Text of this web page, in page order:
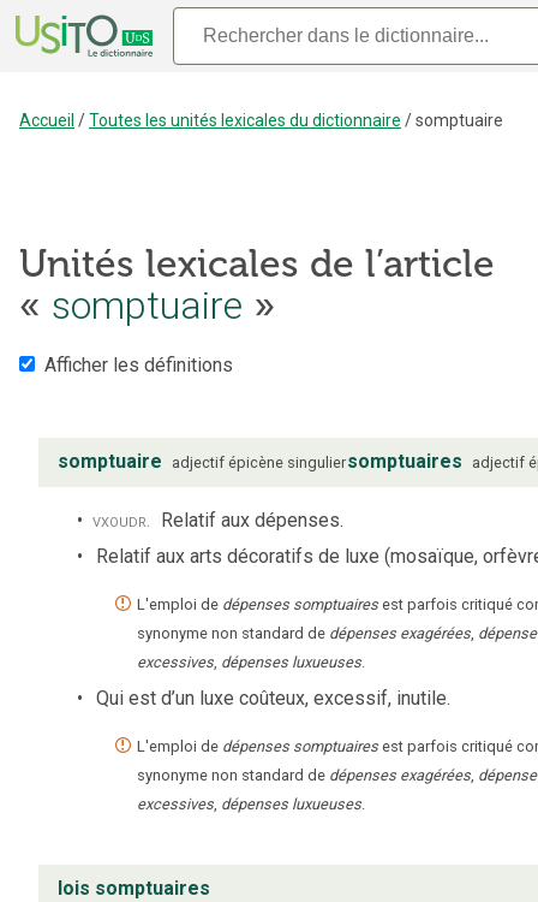
Accueil /Toutes les unités lexicales du dictionnaire /somptuaire
Unités lexicales de l’article
« somptuaire »
Afficher les définitions
somptuaire adjectif épicène singuliersomptuaires adjectif
vxoudr. Relatif aux dépenses.
Relatif aux arts décoratifs de luxe (mosaïque,
L'emploi de dépenses somptuaires est parfois critiqué
synonyme non standard de dépenses exagérées,
excessives, dépenses luxueuses.
Qui est d’un luxe coûteux, excessif, inutile.
L'emploi de dépenses somptuaires est parfois critiqué
synonyme non standard de dépenses exagérées,
excessives, dépenses luxueuses.
lois somptuaires